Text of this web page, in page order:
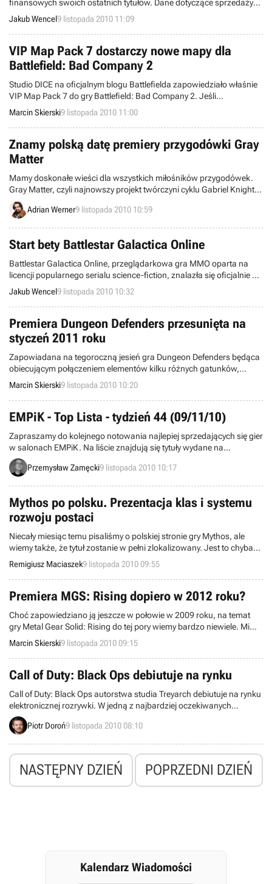
finansowych swoich ostatnich tytułów. Dane dotyczące sprzedaży
najnowszych gier firmy, jakie opublikował serwis Andriasang są w
większości co najmniej niezadowalające – część z nich sprzedała się
w znacznie niższych ilościach, niż się spodziewano.
Jakub Wencel9 listopada 2010 11:09
VIP Map Pack 7 dostarczy nowe mapy dla
Battlefield: Bad Company 2
Studio DICE na oficjalnym blogu Battlefielda zapowiedziało właśnie
VIP Map Pack 7 do gry Battlefield: Bad Company 2. Jeśli
narzekaliście na to, że poprzednie dodatki z tej serii tylko lekko
modyfikowały znane już mapy, to najnowsze DLC jest propozycją dla
Was.
Marcin Skierski9 listopada 2010 11:00
Znamy polską datę premiery przygodówki Gray
Matter
Mamy doskonałe wieści dla wszystkich miłośników przygodówek.
Gray Matter, czyli najnowszy projekt twórczyni cyklu Gabriel Knight
wydany zostanie w Polsce jeszcze w tym miesiącu.
Adrian Werner9 listopada 2010 10:59
Start bety Battlestar Galactica Online
Battlestar Galactica Online, przeglądarkowa gra MMO oparta na
licencji popularnego serialu science-fiction, znalazła się oficjalnie w
fazie testów beta.
Jakub Wencel9 listopada 2010 10:32
Premiera Dungeon Defenders przesunięta na
styczeń 2011 roku
Zapowiadana na tegoroczną jesień gra Dungeon Defenders będąca
obiecującym połączeniem elementów kilku różnych gatunków,
ostatecznie nie ukaże się w terminie. Studio Trendy Entertainment
odpowiedzialne za ten tytuł właśnie poinformowało o niewielkim
opóźnieniu premiery.
Marcin Skierski9 listopada 2010 10:20
EMPiK - Top Lista - tydzień 44 (09/11/10)
Zapraszamy do kolejnego notowania najlepiej sprzedających się gier
w salonach EMPiK. Na liście znajdują się tytuły wydane na
komputery osobiste oraz konsole PS2, PSP, PS3 i Xbox 360. Dane
pochodzą ze 159 salonów z okresu pomiędzy 2 a 7 listopada.
Przemysław Zamęcki9 listopada 2010 10:17
Mythos po polsku. Prezentacja klas i systemu
rozwoju postaci
Niecały miesiąc temu pisaliśmy o polskiej stronie gry Mythos, ale
wiemy także, że tytuł zostanie w pełni zlokalizowany. Jest to chyba
dosyć dobra informacja, tym bardziej, że sama gra zapowiada się
bardzo interesująco, zwłaszcza dla fanów takich produkcji jak
Torchlight czy Diablo.
Remigiusz Maciaszek9 listopada 2010 09:55
Premiera MGS: Rising dopiero w 2012 roku?
Choć zapowiedziano ją jeszcze w połowie w 2009 roku, na temat
gry Metal Gear Solid: Rising do tej pory wiemy bardzo niewiele. Mimo
to spodziewaliśmy się, że premiery końcowego produktu doczekamy
się w 2011 roku. Wygląda jednak na to, że nie ma najmniejszych
szans na taki rozwój wydarzeń.
Marcin Skierski9 listopada 2010 09:15
Call of Duty: Black Ops debiutuje na rynku
Call of Duty: Black Ops autorstwa studia Treyarch debiutuje na rynku
elektronicznej rozrywki. W jedną z najbardziej oczekiwanych
produkcji bieżącego roku, a zarazem największą premierę w historii
koncernu Activision, mogą się zaopatrzyć gracze z całego świata, w
wersjach na PC, Xboksa 360 oraz PlayStation 3.
Piotr Doroń9 listopada 2010 08:10
NASTĘPNY DZIEŃ POPRZEDNI DZIEŃ
Kalendarz Wiadomości